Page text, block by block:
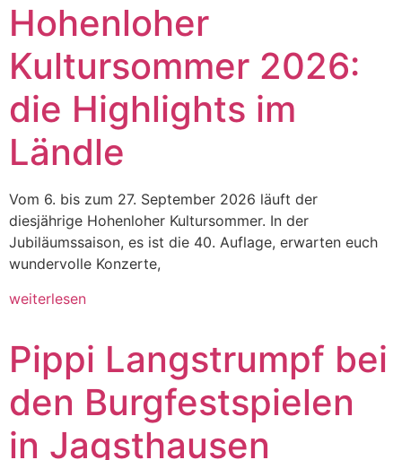
Hohenloher
Kultursommer 2026:
die Highlights im
Ländle
Vom 6. bis zum 27. September 2026 läuft der
diesjährige Hohenloher Kultursommer. In der
Jubiläumssaison, es ist die 40. Auflage, erwarten euch
wundervolle Konzerte,
weiterlesen
Pippi Langstrumpf bei
den Burgfestspielen
in Jagsthausen